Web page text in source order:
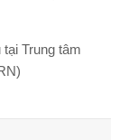
Trung tâm